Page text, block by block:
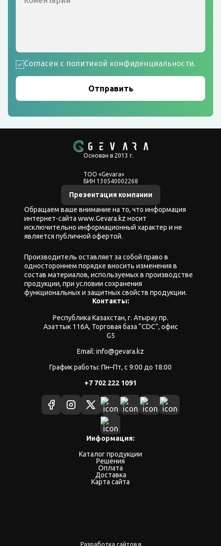
Согласен с политикой конфиденциальности.
Основан в 2013 г.
ТОО «Gevara»
БИН 130540002268
Презентация компании
Обращаем ваше внимание на то, что информация
интернет-сайта www.Gevara.kz носит
исключительно информационный характер и не
является публичной офертой.
Производитель оставляет за собой право в
одностороннем порядке вносить изменения в
состав материалов, используемых в производстве
продукции, при условии сохранения
функциональных и защитных свойств продукции.
Информация:
Каталог продукции
Решения
Оплата
Доставка
Карта сайта
Разработка сайтов в
Контакты:
Республика Казахстан, г. Атырау пр.
Азаттык 116А, Торговая база “CDC”, офис
G5
Email: info@gevara.kz
График работы: Пн–Пт, с 9:00 до 18:00
+7 702 222 1091